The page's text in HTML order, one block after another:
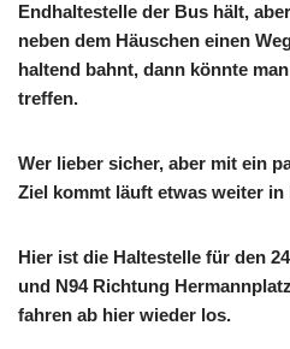
Endhaltestelle der Bus hält,
neben dem Häuschen einen
haltend bahnt, dann könnte
treffen.
Wer lieber sicher, aber mit ein
Ziel kommt läuft etwas weiter
Hier ist die Haltestelle für den
und N94 Richtung
fahren ab hier wieder los.